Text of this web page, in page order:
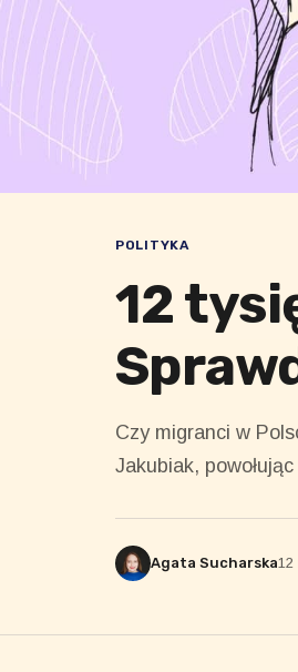
POLITYKA
12
Czy migranci w
Jakubiak,
Agata Sucharska12